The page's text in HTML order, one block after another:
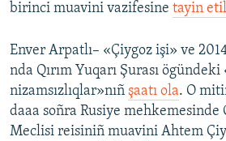
birinci muavini vazifesine tayin
Enver Arpatlı– «Çiygoz işi» ve
nda Qırım Yuqarı Şurası
nizamsızlıqlar»nıñ şaatı ola. O
daaa soñra Rusiye mehkemesinde
Meclisi reisiniñ muavini Ahtem